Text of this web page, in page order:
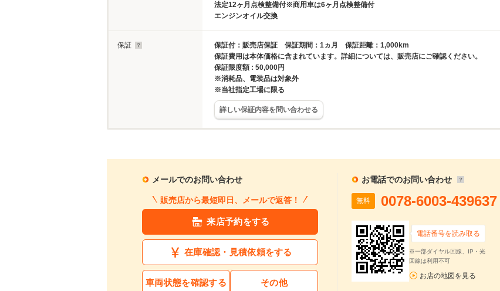
法定12ヶ月点検整備付※商用車は6ヶ月点検整備付
エンジンオイル交換
保証
保証付：販売店保証 保証期間：1ヵ月 保証距離：1,000km
保証費用は本体価格に含まれています。詳細については、販売店にご確認ください。
保証限度額 : 50,000円
※消耗品、電装品は対象外
※当社指定工場に限る
詳しい保証内容を問い合わせる
メールでのお問い合わせ
販売店から最短即日、メールで返答！
来店予約をする
在庫確認・見積依頼をする
車両状態を確認する その他
お電話でのお問い合わせ
無料 0078-6003-439637
電話番号を読み取る
※一部ダイヤル回線、IP・光
回線は利用不可
お店の地図を見る